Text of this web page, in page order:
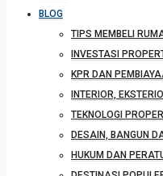
BLOG
TIPS MEMBELI
INVESTASI
KPR DAN
INTERIOR,
TEKNOLOGI
DESAIN, BANGUN
HUKUM DAN